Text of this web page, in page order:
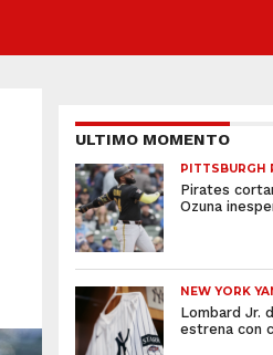
ULTIMO MOMENTO
PITTSBURGH
Pirates
Ozuna
NEW YORK
Lombard Jr.
estrena con